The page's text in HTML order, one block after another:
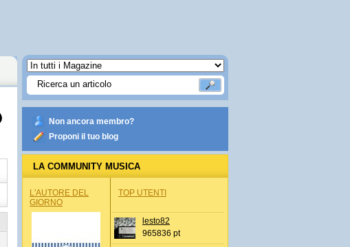
Non ancora membro?
Proponi il tuo blog
LA COMMUNITY MUSICA
L'AUTORE DEL
GIORNO
TOP UTENTI
lesto82
965836 pt